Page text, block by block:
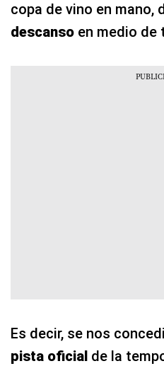
copa de vino en mano,
descanso en medio de
Es decir, se nos
pista oficial de la